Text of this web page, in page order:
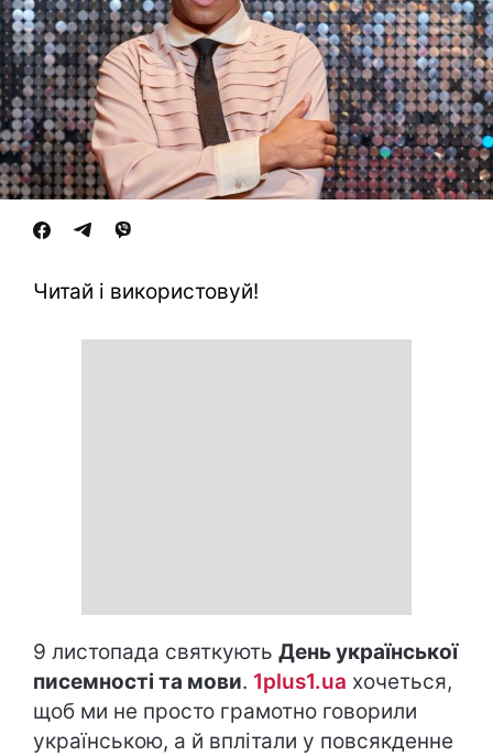
Читай і використовуй!
9 листопада святкують День української
писемності та мови. 1plus1.ua хочеться,
щоб ми не просто грамотно говорили
українською, а й вплітали у повсякденне